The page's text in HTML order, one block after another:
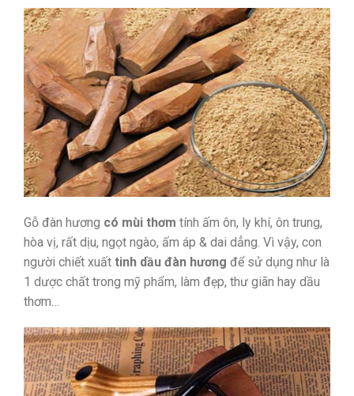
Gỗ đàn hương có mùi thơm tính ấm ôn, ly khí, ôn trung,
hòa vị, rất dịu, ngọt ngào, ấm áp & dai dẳng. Vì vậy, con
người chiết xuất tinh dầu đàn hương để sử dụng như là
1 dược chất trong mỹ phẩm, làm đẹp, thư giãn hay dầu
thơm…